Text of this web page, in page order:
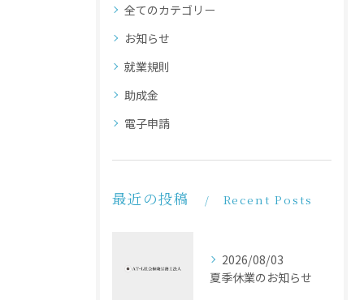
全てのカテゴリー
お知らせ
就業規則
助成金
電子申請
最近の投稿 Recent Posts
2026/08/03
夏季休業のお知らせ